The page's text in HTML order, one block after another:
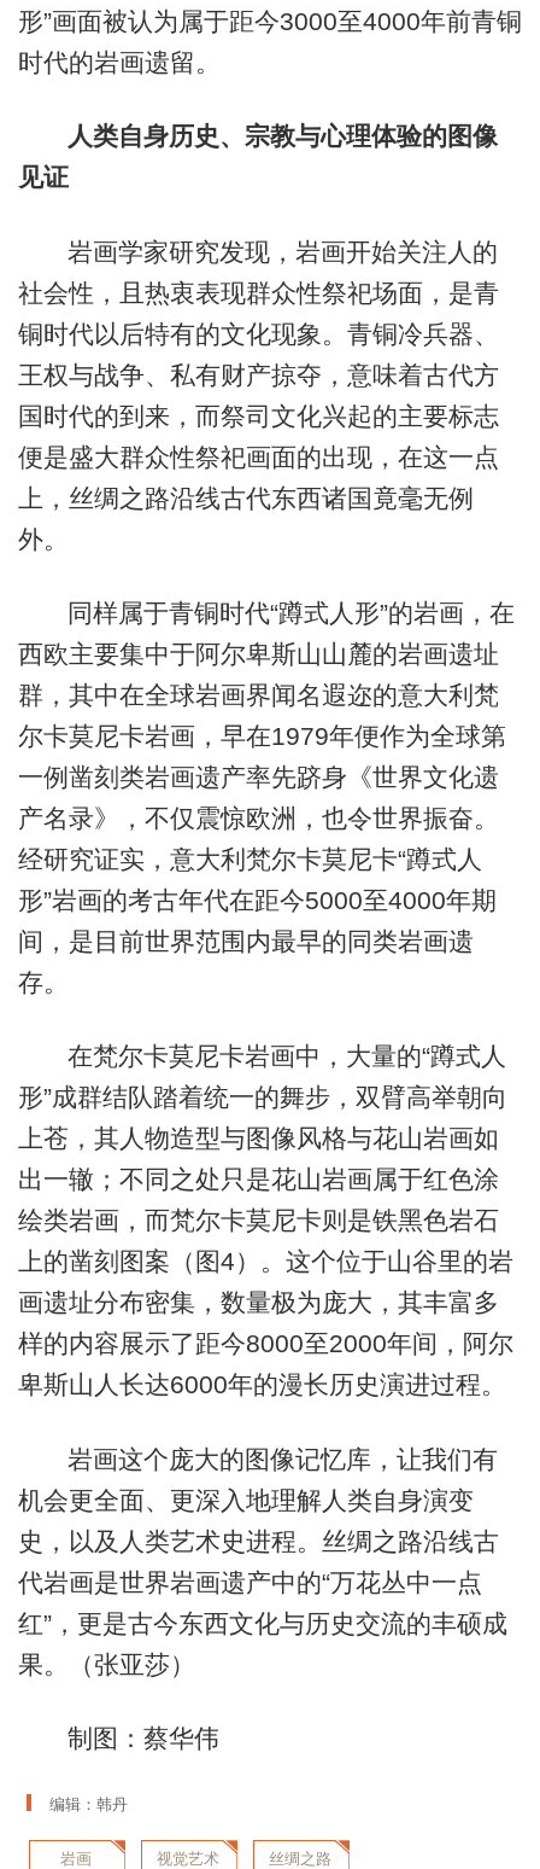
形”画面被认为属于距今3000至4000年前青铜
时代的岩画遗留。
人类自身历史、宗教与心理体验的图像
见证
岩画学家研究发现，岩画开始关注人的
社会性，且热衷表现群众性祭祀场面，是青
铜时代以后特有的文化现象。青铜冷兵器、
王权与战争、私有财产掠夺，意味着古代方
国时代的到来，而祭司文化兴起的主要标志
便是盛大群众性祭祀画面的出现，在这一点
上，丝绸之路沿线古代东西诸国竟毫无例
外。
同样属于青铜时代“蹲式人形”的岩画，在
西欧主要集中于阿尔卑斯山山麓的岩画遗址
群，其中在全球岩画界闻名遐迩的意大利梵
尔卡莫尼卡岩画，早在1979年便作为全球第
一例凿刻类岩画遗产率先跻身《世界文化遗
产名录》，不仅震惊欧洲，也令世界振奋。
经研究证实，意大利梵尔卡莫尼卡“蹲式人
形”岩画的考古年代在距今5000至4000年期
间，是目前世界范围内最早的同类岩画遗
存。
在梵尔卡莫尼卡岩画中，大量的“蹲式人
形”成群结队踏着统一的舞步，双臂高举朝向
上苍，其人物造型与图像风格与花山岩画如
出一辙；不同之处只是花山岩画属于红色涂
绘类岩画，而梵尔卡莫尼卡则是铁黑色岩石
上的凿刻图案（图4）。这个位于山谷里的岩
画遗址分布密集，数量极为庞大，其丰富多
样的内容展示了距今8000至2000年间，阿尔
卑斯山人长达6000年的漫长历史演进过程。
岩画这个庞大的图像记忆库，让我们有
机会更全面、更深入地理解人类自身演变
史，以及人类艺术史进程。丝绸之路沿线古
代岩画是世界岩画遗产中的“万花丛中一点
红”，更是古今东西文化与历史交流的丰硕成
果。（张亚莎）
制图：蔡华伟
编辑：韩丹
岩画 视觉艺术 丝绸之路